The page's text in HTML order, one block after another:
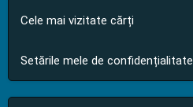
Cele mai vizitate cărți
Setările mele de confidențialitate